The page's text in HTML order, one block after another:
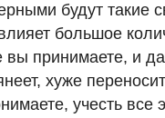
будут
большое
вы принимаете, и
хуже
учесть все